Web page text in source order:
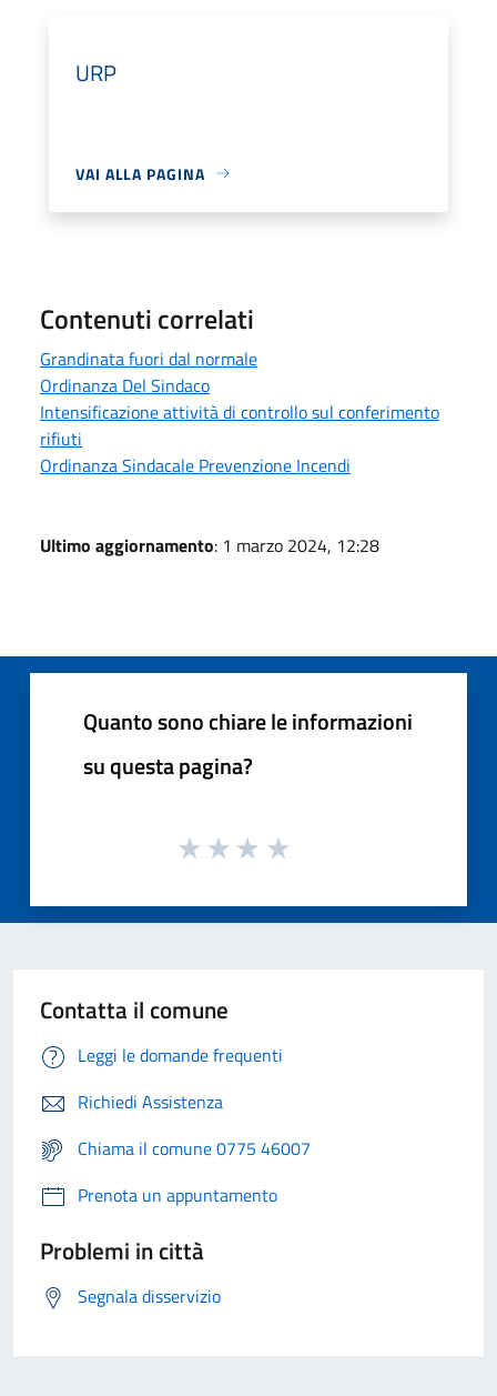
URP
VAI ALLA PAGINA
Contenuti correlati
Grandinata fuori dal normale
Ordinanza Del Sindaco
Intensificazione attività di controllo sul conferimento
rifiuti
Ordinanza Sindacale Prevenzione Incendi
Ultimo aggiornamento: 1 marzo 2024, 12:28
Quanto sono chiare le informazioni
su questa pagina?
Contatta il comune
Leggi le domande frequenti
Richiedi Assistenza
Chiama il comune 0775 46007
Prenota un appuntamento
Problemi in città
Segnala disservizio